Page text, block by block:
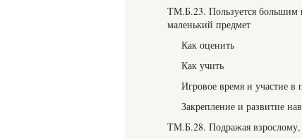
ТМ.Б.23. Пользуется большим
маленький предмет
Как оценить
Как учить
Игровое время и участие в
Закрепление и развитие
ТМ.Б.28. Подражая взрослому,